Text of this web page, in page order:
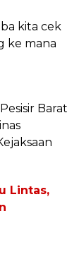
kita cek
ke mana
Barat
Lintas,